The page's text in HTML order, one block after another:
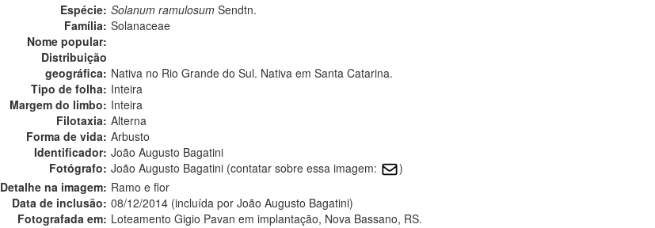
Espécie: Solanum ramulosum Sendtn.
Família: Solanaceae
Nome popular:
Distribuição
geográfica: Nativa no Rio Grande do Sul. Nativa em Santa Catarina.
Tipo de folha: Inteira
Margem do limbo: Inteira
Filotaxia: Alterna
Forma de vida: Arbusto
Identificador: João Augusto Bagatini
Fotógrafo: João Augusto Bagatini (contatar sobre essa imagem:
)
Detalhe na imagem: Ramo e flor
Data de inclusão: 08/12/2014 (incluída por João Augusto Bagatini)
Fotografada em: Loteamento Gigio Pavan em implantação, Nova Bassano, RS.